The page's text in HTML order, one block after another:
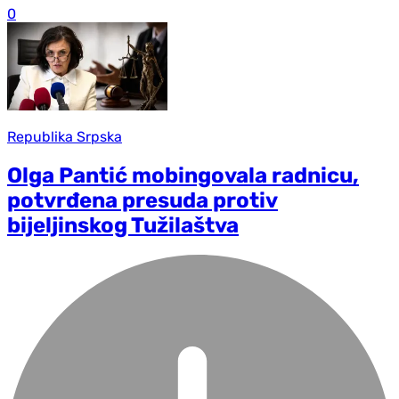
0
Republika Srpska
Olga Pantić mobingovala radnicu,
potvrđena presuda protiv
bijeljinskog Tužilaštva